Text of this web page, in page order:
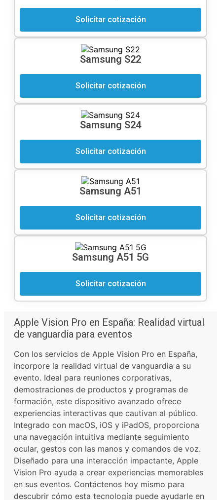
Solicitar cotización
Samsung S22
Solicitar cotización
Samsung S24
Solicitar cotización
Samsung A51
Solicitar cotización
Samsung A51 5G
Solicitar cotización
Apple Vision Pro en España: Realidad virtual
de vanguardia para eventos
Con los servicios de Apple Vision Pro en España,
incorpore la realidad virtual de vanguardia a su
evento. Ideal para reuniones corporativas,
demostraciones de productos y programas de
formación, este dispositivo avanzado ofrece
experiencias interactivas que cautivan al público.
Integrado con macOS, iOS y iPadOS, proporciona
una navegación intuitiva mediante seguimiento
ocular, gestos con las manos y comandos de voz.
Diseñado para una interacción impactante, Apple
Vision Pro ayuda a crear experiencias memorables
en sus eventos. Contáctenos hoy mismo para
descubrir cómo esta tecnología puede ayudarle en